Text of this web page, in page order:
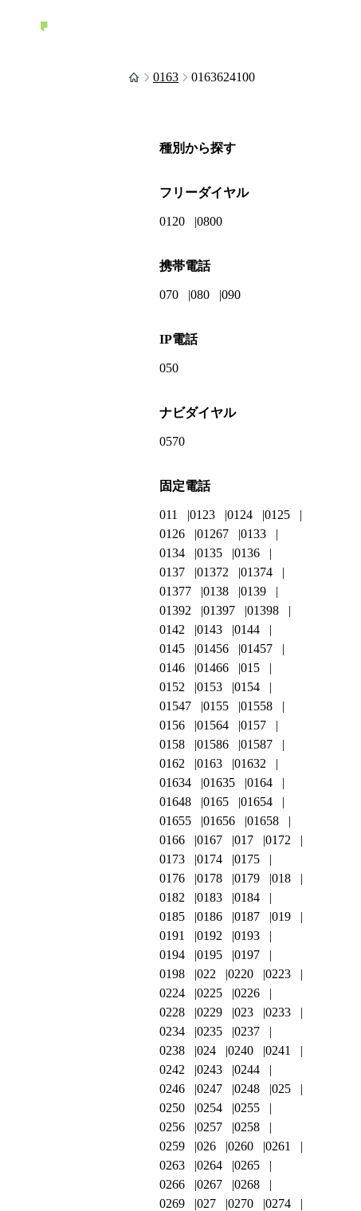
0163 0163624100
種別から探す
フリーダイヤル
0120 0800
携帯電話
070 080 090
IP電話
050
ナビダイヤル
0570
固定電話
011 0123 0124
0125
0126
01267
0133
0134
0135
0136
0137
01372
01374
01377
0138
0139
01392
01397
01398
0142
0143
0144
0145
01456
01457
0146
01466
015
0152
0153
0154
01547
0155
01558
0156
01564
0157
0158
01586
01587
0162
0163
01632
01634
01635
0164
01648
0165
01654
01655
01656
01658
0166
0167 017
0172
0173
0174
0175
0176
0178 0179
018
0182
0183
0184
0185
0186 0187
019
0191
0192
0193
0194
0195
0197
0198
022 0220
0223
0224
0225
0226
0228
0229 023
0233
0234
0235
0237
0238
024 0240
0241
0242
0243
0244
0246
0247 0248
025
0250
0254
0255
0256
0257
0258
0259
026 0260
0261
0263
0264
0265
0266
0267
0268
0269
027 0270
0274